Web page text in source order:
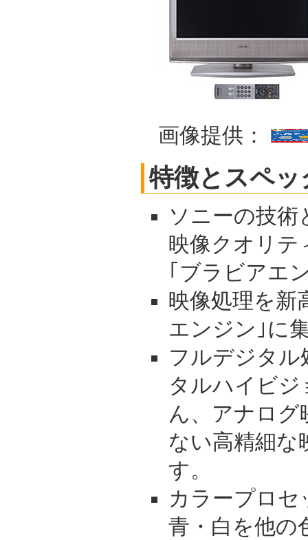
画像提供：
特徴とスペッ
ソニーの技
映像クオリテ
｢ブラビアエ
映像処理を新
エンジン｣に
フルデジタ
タルハイビ
ん、アナログ
ない高精細な
す。
カラープロセ
青・白を他の